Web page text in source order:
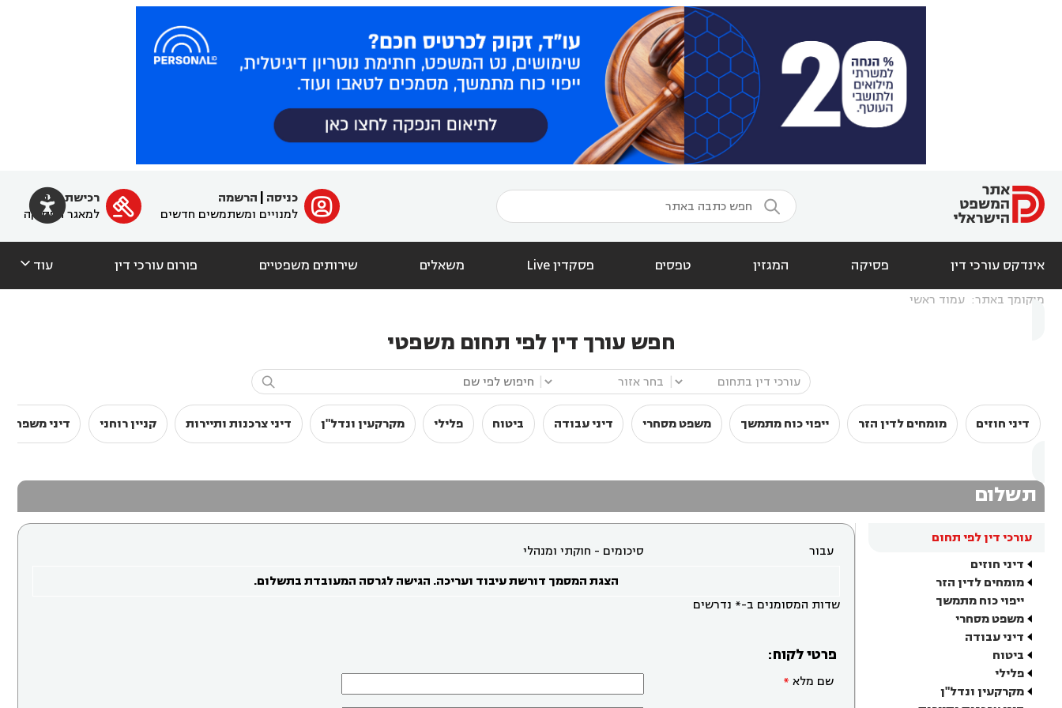
  ﱐ כניסה
הרשמה
למנויים ומשתמשים חדשים

רכישת מנוי
למאגר הפסיקה
אינדקס עורכי דין פסיקה המגזין טפסים פסקדין Live משאלים שירותים משפטיים פורום עורכי דין עוד 
מיקומך באתר: עמוד ראשי
חפש עורך דין לפי תחום משפטי

דיני חוזים מומחים לדין הזר ייפוי כוח מתמשך משפט מסחרי דיני עבודה ביטוח פלילי מקרקעין ונדל"ן דיני צרכנות ותיירות קניין רוחני דיני משפחה
תשלום
עורכי דין לפי תחום
דיני חוזים
מומחים לדין הזר
ייפוי כוח מתמשך
משפט מסחרי
דיני עבודה
ביטוח
פלילי
מקרקעין ונדל"ן
עבור
סיכומים - חוקתי ומנהלי
הצגת המסמך דורשת עיבוד ועריכה. הגישה לגרסה המעובדת בתשלום.
שדות המסומנים ב-* נדרשים
פרטי לקוח:
שם מלא